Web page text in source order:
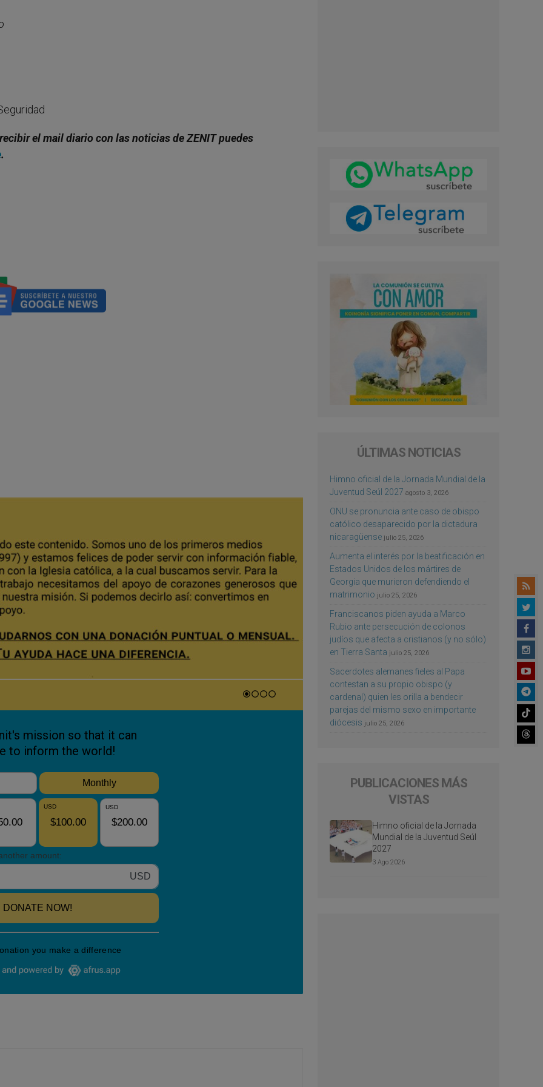
el mail diario con las noticias de ZENIT puedes
.
ÚLTIMAS NOTICIAS
Himno oficial de la Jornada Mundial de la
Juventud Seúl 2027 agosto 3, 2026
ONU se pronuncia ante caso de obispo
católico desaparecido por la dictadura
nicaragüense julio 25, 2026
Aumenta el interés por la beatificación en
Estados Unidos de los mártires de
Georgia que murieron defendiendo el
matrimonio julio 25, 2026
Franciscanos piden ayuda a Marco
Rubio ante persecución de colonos
judíos que afecta a cristianos (y no sólo)
en Tierra Santa julio 25, 2026
Sacerdotes alemanes fieles al Papa
contestan a su propio obispo (y
cardenal) quien les orilla a bendecir
parejas del mismo sexo en importante
diócesis julio 25, 2026
PUBLICACIONES MÁS
VISTAS
Himno oficial de la Jornada
Mundial de la Juventud Seúl
2027
3 Ago 2026